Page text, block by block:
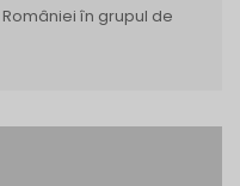
în grupul de